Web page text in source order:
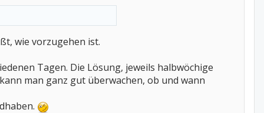
wie vorzugehen ist.
Tagen. Die Lösung, jeweils halbwöchige
man ganz gut überwachen, ob und wann